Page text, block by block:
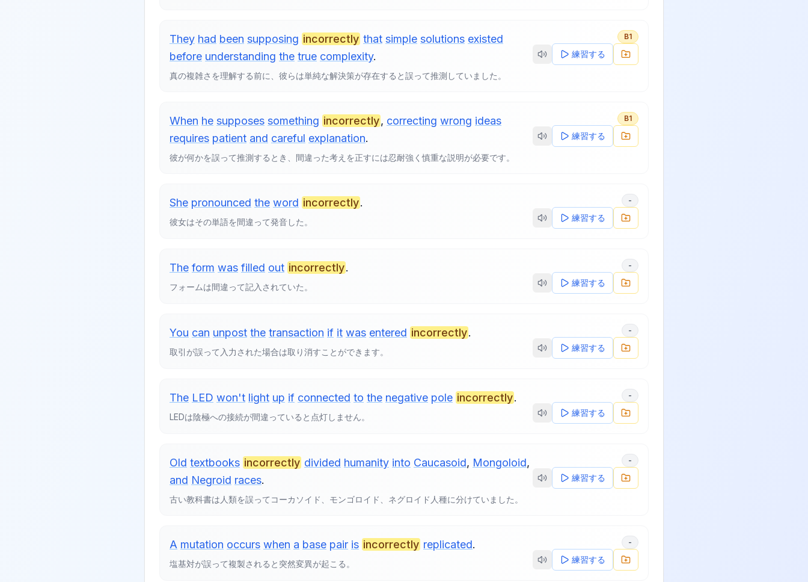
They had been supposing incorrectly that simple solutions existed
before understanding the true complexity.
真の複雑さを理解する前に、彼らは単純な解決策が存在すると誤って推測していました。
B1
練習する
When he supposes something incorrectly, correcting wrong ideas
requires patient and careful explanation.
彼が何かを誤って推測するとき、間違った考えを正すには忍耐強く慎重な説明が必要です。
B1
練習する
She pronounced the word incorrectly.
彼女はその単語を間違って発音した。
-
練習する
The form was filled out incorrectly.
フォームは間違って記入されていた。
-
練習する
You can unpost the transaction if it was entered incorrectly.
取引が誤って入力された場合は取り消すことができます。
-
練習する
The LED won't light up if connected to the negative pole incorrectly.
LEDは陰極への接続が間違っていると点灯しません。
-
練習する
Old textbooks incorrectly divided humanity into Caucasoid, Mongoloid,
and Negroid races.
古い教科書は人類を誤ってコーカソイド、モンゴロイド、ネグロイド人種に分けていました。
-
練習する
A mutation occurs when a base pair is incorrectly replicated.
塩基対が誤って複製されると突然変異が起こる。
-
練習する